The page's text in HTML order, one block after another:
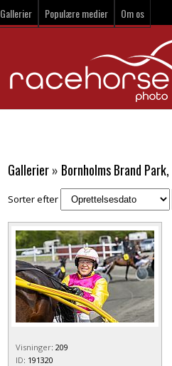
Gallerier Populære medier Om os
Gallerier» Bornholms Brand
Sorter efter
Visninger: 209
ID: 191320